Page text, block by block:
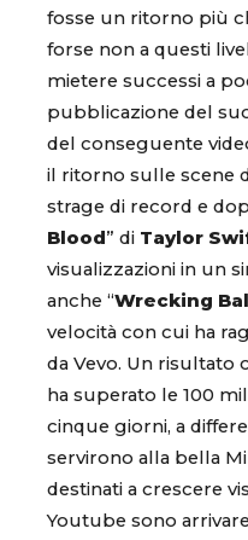
fosse un ritorno più
forse non a questi
mietere successi a
pubblicazione del
del conseguente
il ritorno sulle scene
strage di record e
Blood ” di Taylor
visualizzazioni in un
anche “Wrecking Ball
velocità con cui ha
da Vevo. Un risultato
ha superato le 100
cinque giorni, a
servirono alla bella
destinati a crescere
Youtube sono